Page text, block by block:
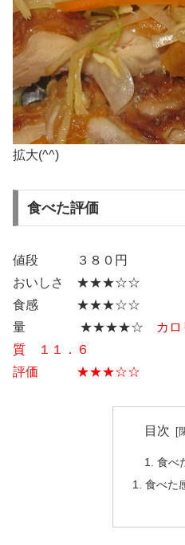
拡大(^^)
食べた評価
値段 ３８０円
おいしさ ★★★☆☆
食感 ★★★☆☆
量 ★★★★☆
カ
質 １１．６
評価 ★★★☆☆
目次
食べ
食べた